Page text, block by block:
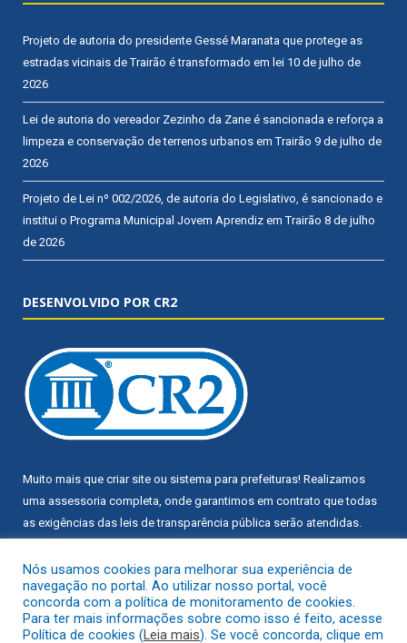
Projeto de autoria do presidente Gessé Maranata que protege as
estradas vicinais de Trairão é transformado em lei 10 de julho de
2026
Lei de autoria do vereador Zezinho da Zane é sancionada e reforça a
limpeza e conservação de terrenos urbanos em Trairão 9 de julho de
2026
Projeto de Lei nº 002/2026, de autoria do Legislativo, é sancionado e
institui o Programa Municipal Jovem Aprendiz em Trairão 8 de julho
de 2026
DESENVOLVIDO POR CR2
Muito mais que criar site ou sistema para prefeituras! Realizamos
uma assessoria completa, onde garantimos em contrato que todas
as exigências das leis de transparência pública serão atendidas.
Conheça oPNTPe oRadar da Transparência Pública
Nós usamos cookies para melhorar sua experiência de
navegação no portal. Ao utilizar nosso portal, você
concorda com a política de monitoramento de cookies.
Para ter mais informações sobre como isso é feito, acesse
Política de cookies (Leia mais). Se você concorda, clique em